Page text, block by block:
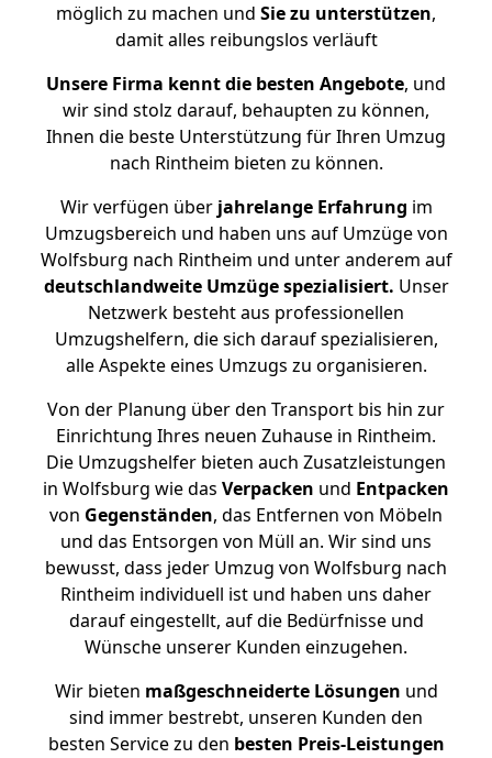
möglich zu machen und Sie zu unterstützen,
damit alles reibungslos verläuft
Unsere Firma kennt die besten Angebote, und
wir sind stolz darauf, behaupten zu können,
Ihnen die beste Unterstützung für Ihren Umzug
nach Rintheim bieten zu können.
Wir verfügen überjahrelange Erfahrung im
Umzugsbereich und haben uns auf Umzüge von
Wolfsburg nach Rintheim und unter anderem auf
deutschlandweite Umzüge spezialisiert. Unser
Netzwerk besteht aus professionellen
Umzugshelfern, die sich darauf spezialisieren,
alle Aspekte eines Umzugs zu organisieren.
Von der Planung über den Transport bis hin zur
Einrichtung Ihres neuen Zuhause in Rintheim.
Die Umzugshelfer bieten auch Zusatzleistungen
in Wolfsburg wie das Verpacken und Entpacken
von Gegenständen, das Entfernen von Möbeln
und das Entsorgen von Müll an. Wir sind uns
bewusst, dass jeder Umzug von Wolfsburg nach
Rintheim individuell ist und haben uns daher
darauf eingestellt, auf die Bedürfnisse und
Wünsche unserer Kunden einzugehen.
Wir bieten maßgeschneiderte Lösungen und
sind immer bestrebt, unseren Kunden den
besten Service zu den besten Preis-Leistungen